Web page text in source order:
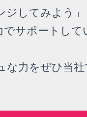
ジしてみよう
でサポートして
な力をぜひ当